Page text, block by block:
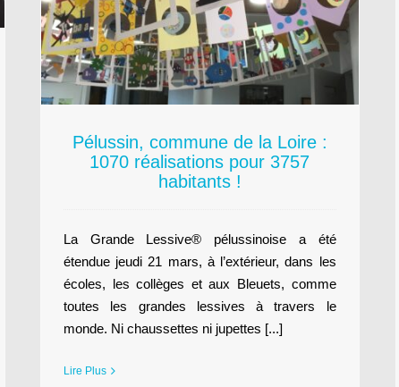
Pélussin, commune de la Loire :
1070 réalisations pour 3757
habitants !
La Grande Lessive® pélussinoise a été
étendue jeudi 21 mars, à l’extérieur, dans les
écoles, les collèges et aux Bleuets, comme
toutes les grandes lessives à travers le
monde. Ni chaussettes ni jupettes [...]
Lire Plus